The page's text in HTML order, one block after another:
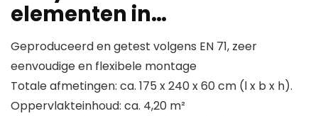
elementen in…
Geproduceerd en getest volgens EN 71, zeer
eenvoudige en flexibele montage
Totale afmetingen: ca. 175 x 240 x 60 cm (l x b x h).
Oppervlakteinhoud: ca. 4,20 m²